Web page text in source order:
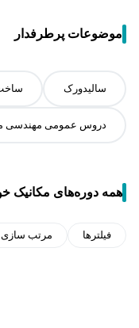
موضوعات پرطرفدار
سالیدورک
دروس عمومی مهندسی
همه دوره‌های مکانیک
فیلترها مرتب